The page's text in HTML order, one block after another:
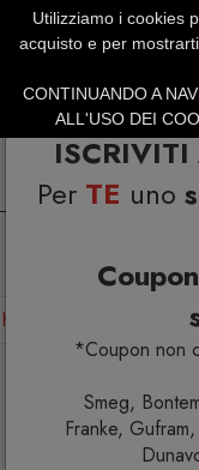
Per TE uno
*Coupon non
Smeg,
Franke,
SUMMER
Home Arredo
Utilizziamo i cookies
acquisto e per
CONTINUANDO A
ALL'USO DEI